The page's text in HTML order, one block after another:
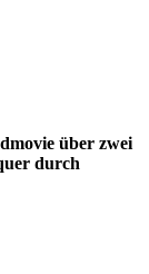
über zwei
durch